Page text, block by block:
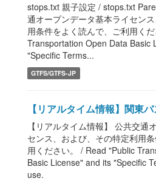
stops.txt 親子設定 / stops.txt
通オープンデータ基本ライセン
用条件をよく読んで、ご利用く
Transportation Open Data Basic
"Specific Terms...
GTFS/GTFS-JP
【リアルタイム情報】関東
【リアルタイム情報】 公共交通
センス、および、その特定利用
用ください。 / Read "Public
Basic License" and its "Specific
use.